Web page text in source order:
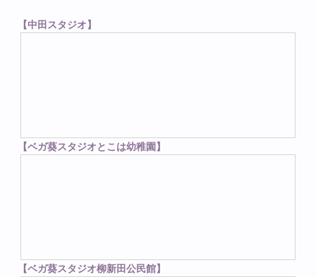
【中田スタジオ】
【ベガ葵スタジオとこは幼稚園】
【ベガ葵スタジオ柳新田公民館】